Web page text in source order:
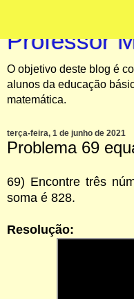
Professor
O objetivo deste blog é
alunos da educação
matemática.
terça-feira, 1 de junho de 2021
Problema 69
69) Encontre três
soma é 828.
Resolução: